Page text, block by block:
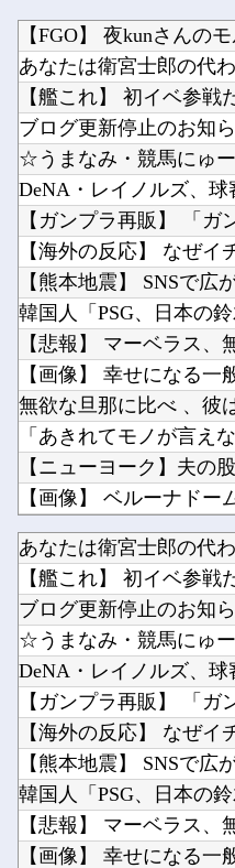
【FGO】 夜kunさんの
あなたは衛宮士郎の代
【艦これ】 初イベ参戦
ブログ更新停止のお知
☆うまなみ・競馬にゅ
【悲報】 マーベラス
【画像】 幸せになる一
【ニューヨーク】夫の
【画像】 ベルーナドー
【画像】 日本さん、避
【ホロライブ】 泉パッ
【NMB48】 本郷柚巴
あなたは衛宮士郎の代
【艦これ】 初イベ参戦
ブログ更新停止のお知
☆うまなみ・競馬にゅ
DeNA・レイノルズ、
【ガンプラ再販】 「
【海外の反応】 なぜ
【熊本地震】 SNSで
韓国人「PSG、日本の
【悲報】 マーベラス
【画像】 幸せになる一